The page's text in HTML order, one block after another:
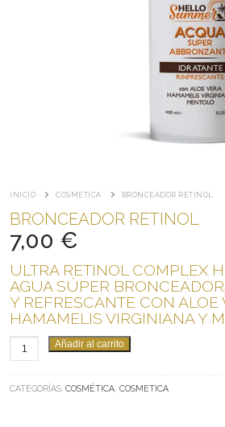
INICIO COSMÉTICA BRONCEADOR RETINOL
BRONCEADOR RETINOL
7,00 €
ULTRA RETINOL COMPLEX
AGUA SÚPER
Y REFRESCANTE CON ALOE
HAMAMELIS VIRGINIANA Y
BRONCEADOR
RETINOL
Añadir al carrito
CATEGORÍAS: COSMÉTICA COSMETICA